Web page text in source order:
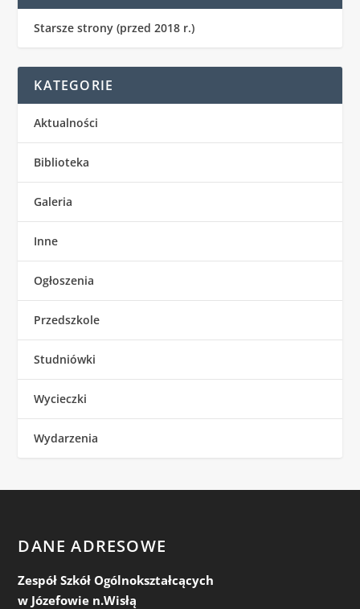
Starsze strony (przed 2018 r.)
KATEGORIE
Aktualności
Biblioteka
Galeria
Inne
Ogłoszenia
Przedszkole
Studniówki
Wycieczki
Wydarzenia
DANE ADRESOWE
Zespół Szkół Ogólnokształcących
w Józefowie n.Wisłą